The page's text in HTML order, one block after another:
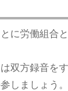
に労働組合
双方録音を
しましょう